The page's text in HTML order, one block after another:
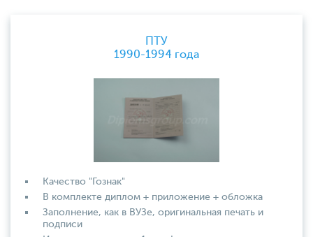
ПТУ
1990-1994 года
Качество "Гознак"
В комплекте диплом + приложение + обложка
Заполнение, как в ВУЗе, оригинальная печать и
подписи